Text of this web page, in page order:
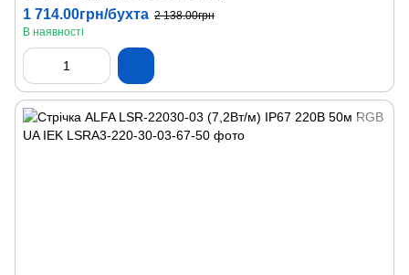
1 714.00грн/бухта 2 138.00грн
В наявності